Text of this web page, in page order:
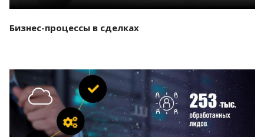
Бизнес-процессы в сделках